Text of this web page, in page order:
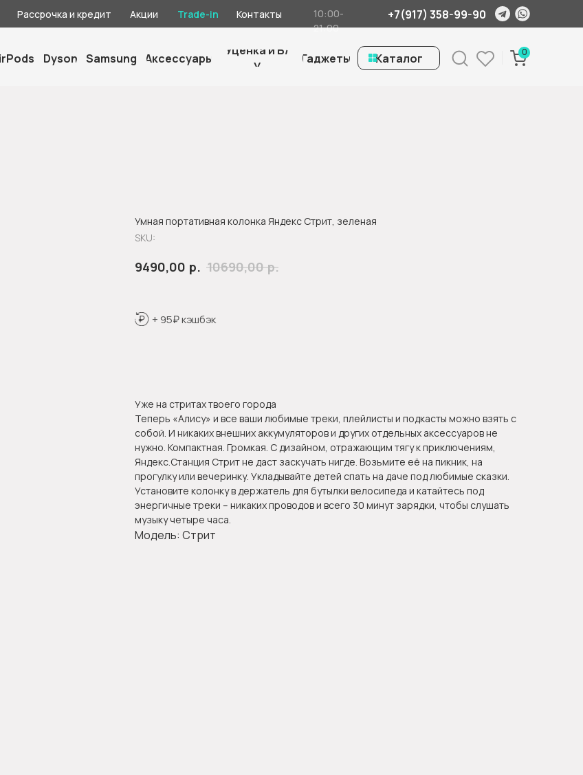
Trade-in Контакты
Рассрочка и кредит +7(917) 358-99-90
10:00-
21:00
Samsung Аксессуары
Уценка и Б/
У
Гаджеты 0
Акции
Dyson ㅤКаталог
Умная портативная колонка Яндекс Стрит, зеленая
SKU:
9490,00 р. 10690,00 р.
+ 95₽ кэшбэк
Уже на стритах твоего города
Теперь «Алису» и все ваши любимые треки, плейлисты и подкасты можно взять с
собой. И никаких внешних аккумуляторов и других отдельных аксессуаров не
нужно. Компактная. Громкая. С дизайном, отражающим тягу к приключениям,
Яндекс.Станция Стрит не даст заскучать нигде. Возьмите её на пикник, на
прогулку или вечеринку. Укладывайте детей спать на даче под любимые сказки.
Установите колонку в держатель для бутылки велосипеда и катайтесь под
энергичные треки – никаких проводов и всего 30 минут зарядки, чтобы слушать
музыку четыре часа.
Модель: Стрит